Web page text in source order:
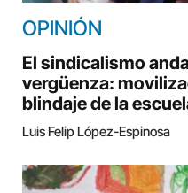
OPINIÓN
El sindicalismo
vergüenza:
blindaje de la
Luis Felip López-Espinosa